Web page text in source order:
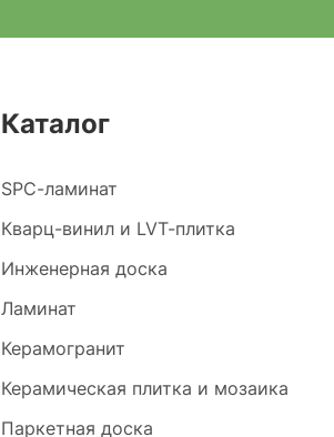
Каталог
SPC-ламинат
Кварц-винил и LVT-плитка
Инженерная доска
Ламинат
Керамогранит
Керамическая плитка и мозаика
Паркетная доска